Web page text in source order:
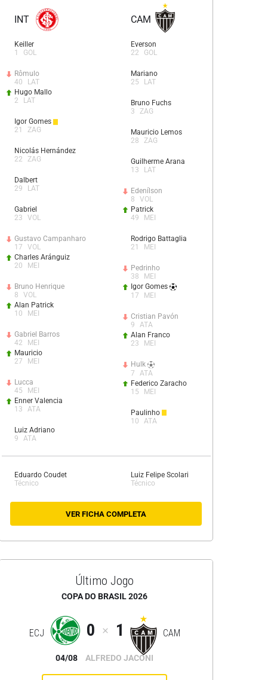
INT
Keiller
1
GOL
Rômulo
40
LAT
Hugo Mallo
2
LAT
Igor Gomes
21
ZAG
Nicolás Hernández
22
ZAG
Dalbert
29
LAT
Gabriel
23
VOL
Gustavo Campanharo
17
VOL
Charles Aránguiz
20
MEI
Bruno Henrique
8
VOL
Alan Patrick
10
MEI
Gabriel Barros
42
MEI
Mauricio
27
MEI
Lucca
45
MEI
Enner Valencia
13
ATA
Luiz Adriano
9
ATA
CAM
Everson
22
GOL
Mariano
25
LAT
Bruno Fuchs
3
ZAG
Mauricio Lemos
28
ZAG
Guilherme Arana
13
LAT
Edenílson
8
VOL
Patrick
49
MEI
Rodrigo Battaglia
21
MEI
Pedrinho
38
MEI
Igor Gomes
17
MEI
Cristian Pavón
9
ATA
Alan Franco
23
MEI
Hulk
7
ATA
Federico Zaracho
15
MEI
Paulinho
10
ATA
Eduardo Coudet
Técnico
Luiz Felipe Scolari
Técnico
VER FICHA COMPLETA
Último Jogo
COPA DO BRASIL 2026
ECJ 0 1 CAM
04/08 ALFREDO JACONI